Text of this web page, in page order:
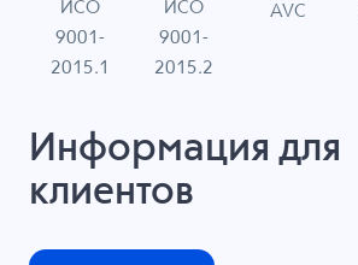
ИСО
9001-
2015.1
ИСО
9001-
2015.2
AVC
Информация для
клиентов